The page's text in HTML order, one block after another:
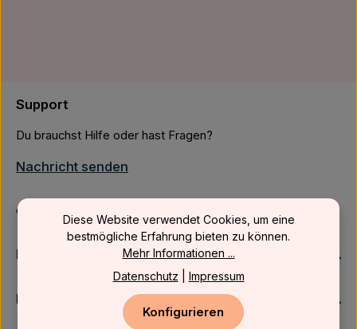
Support
Du brauchst Hilfe oder hast Fragen?
Nachricht senden
oder über unser
Firmenkunden
Kundenservice
Diese Website verwendet Cookies, um eine
bestmögliche Erfahrung bieten zu können.
Mehr Informationen ...
Datenschutz
Impressum
Konfigurieren